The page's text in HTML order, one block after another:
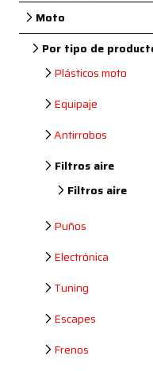
Moto
Por tipo de
Plásticos moto
Equipaje
Antirrobos
Filtros aire
Filtros aire
Puños
Electrónica
Tuning
Escapes
Frenos